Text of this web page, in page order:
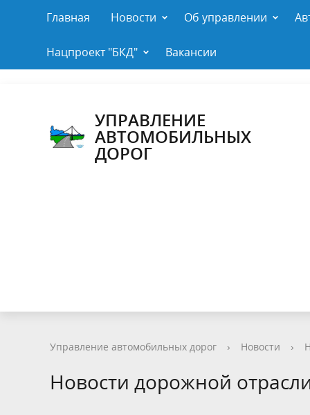
Главная Новости Об управлении
Нацпроект "БКД" Вакансии
УПРАВЛЕНИЕ
АВТОМОБИЛЬНЫХ
ДОРОГ
Управление автомобильных дорог › Новости ›
Новости дорожной